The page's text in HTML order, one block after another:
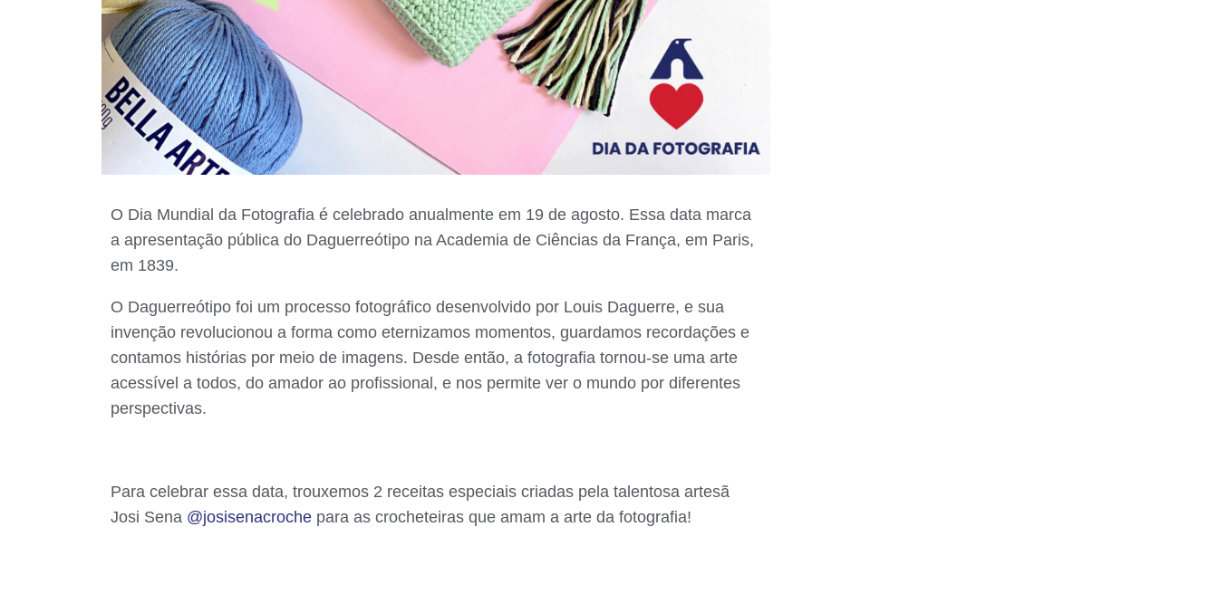
O Dia Mundial da Fotografia é celebrado anualmente em 19 de agosto. Essa data marca
a apresentação pública do Daguerreótipo na Academia de Ciências da França, em Paris,
em 1839.
O Daguerreótipo foi um processo fotográfico desenvolvido por Louis Daguerre, e sua
invenção revolucionou a forma como eternizamos momentos, guardamos recordações e
contamos histórias por meio de imagens. Desde então, a fotografia tornou-se uma arte
acessível a todos, do amador ao profissional, e nos permite ver o mundo por diferentes
perspectivas.
Para celebrar essa data, trouxemos 2 receitas especiais criadas pela talentosa artesã
Josi Sena @josisenacroche para as crocheteiras que amam a arte da fotografia!